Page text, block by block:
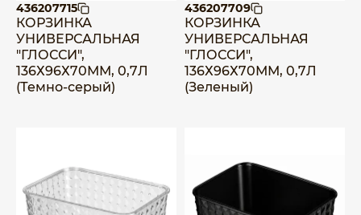
436207715
КОРЗИНКА
УНИВЕРСАЛЬНАЯ
"ГЛОССИ",
136Х96Х70ММ, 0,7Л
(Темно-серый)
436207709
КОРЗИНКА
УНИВЕРСАЛЬНАЯ
"ГЛОССИ",
136Х96Х70ММ, 0,7Л
(Зеленый)